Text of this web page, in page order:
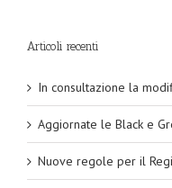
Articoli recenti
In consultazione la
Aggiornate le Black e
Nuove regole per il